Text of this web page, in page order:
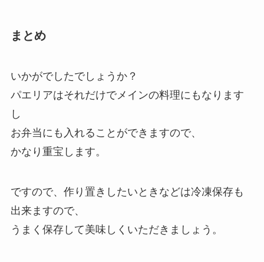
まとめ
いかがでしたでしょうか？
パエリアはそれだけでメインの料理にもなります
し
お弁当にも入れることができますので、
かなり重宝します。
ですので、作り置きしたいときなどは冷凍保存も
出来ますので、
うまく保存して美味しくいただきましょう。